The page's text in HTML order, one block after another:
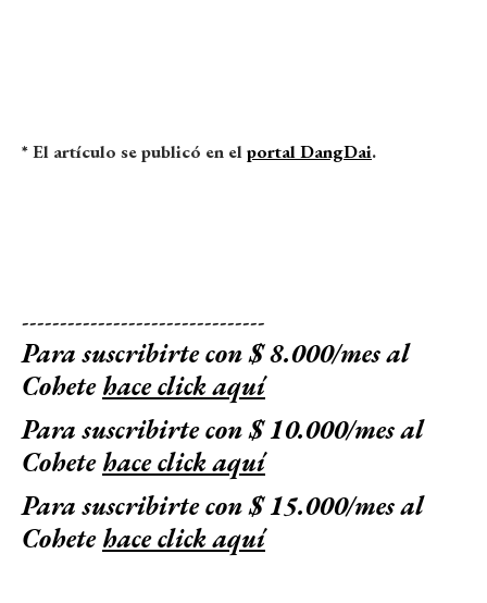
* El artículo se publicó en elportal DangDai.
--------------------------------
Para suscribirte con $ 8.000/mes al
Cohetehace click aquí
Para suscribirte con $ 10.000/mes al
Cohetehace click aquí
Para suscribirte con $ 15.000/mes al
Cohetehace click aquí